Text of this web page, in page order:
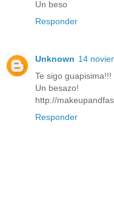
Un beso
Responder
Unknown 14
Te sigo guapisima!!!
Un besazo!
http://
Responder